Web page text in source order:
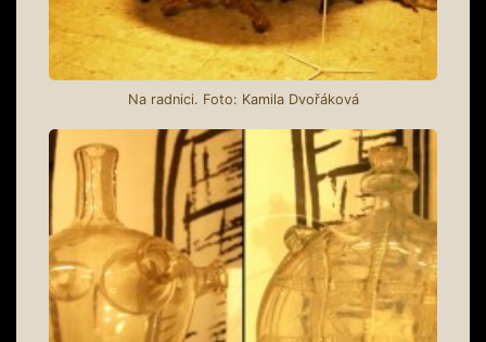
Na radnici. Foto: Kamila Dvořáková